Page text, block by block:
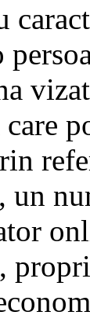
care
un